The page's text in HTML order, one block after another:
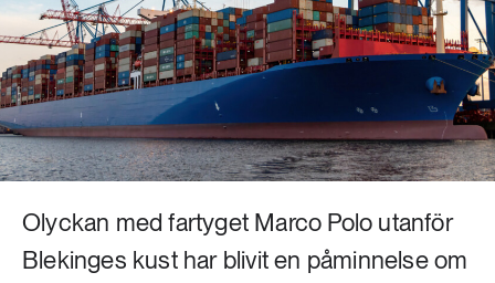
Mat & jordbruk
Skog
Social hållbarhet
Transport
Vatten
252 ARTIKLAR
Landsbygd
939 ARTIKLAR
Livsstil & konsumtion
612 ARTIKLAR
Mat & jordbruk
Olyckan med fartyget Marco Polo utanför
Blekinges kust har blivit en påminnelse om